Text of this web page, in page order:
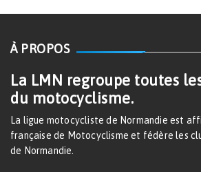
À PROPOS
La LMN regroupe toutes
du motocyclisme.
La ligue motocycliste de Normandie est
française de Motocyclisme et fédère les
de Normandie.